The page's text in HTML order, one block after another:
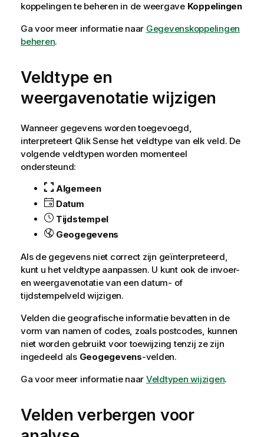
koppelingen te beheren in de weergave Koppelingen
Ga voor meer informatie naar Gegevenskoppelingen
beheren.
Veldtype en
weergavenotatie wijzigen
Wanneer gegevens worden toegevoegd,
interpreteert Qlik Sense het veldtype van elk veld. De
volgende veldtypen worden momenteel
ondersteund:
Algemeen
Datum
Tijdstempel
Geogegevens
Als de gegevens niet correct zijn geïnterpreteerd,
kunt u het veldtype aanpassen. U kunt ook de invoer-
en weergavenotatie van een datum- of
tijdstempelveld wijzigen.
Velden die geografische informatie bevatten in de
vorm van namen of codes, zoals postcodes, kunnen
niet worden gebruikt voor toewijzing tenzij ze zijn
ingedeeld als Geogegevens-velden.
Ga voor meer informatie naar Veldtypen wijzigen.
Velden verbergen voor